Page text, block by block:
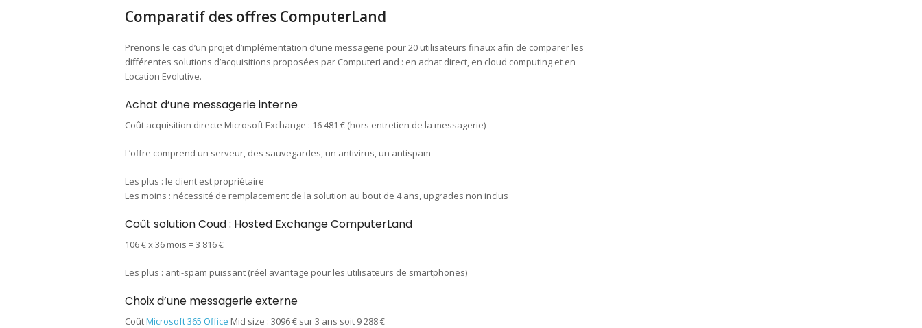
Comparatif des offres ComputerLand
Prenons le cas d’un projet d’implémentation d’une messagerie pour 20 utilisateurs finaux afin de comparer les
différentes solutions d’acquisitions proposées par ComputerLand : en achat direct, en cloud computing et en
Location Evolutive.
Achat d’une messagerie interne
Coût acquisition directe Microsoft Exchange : 16 481 € (hors entretien de la messagerie)
L’offre comprend un serveur, des sauvegardes, un antivirus, un antispam
Les plus : le client est propriétaire
Les moins : nécessité de remplacement de la solution au bout de 4 ans, upgrades non inclus
Coût solution Coud : Hosted Exchange ComputerLand
106 € x 36 mois = 3 816 €
Les plus : anti-spam puissant (réel avantage pour les utilisateurs de smartphones)
Choix d’une messagerie externe
CoûtMicrosoft 365 Office Mid size : 3096 € sur 3 ans soit 9 288 €